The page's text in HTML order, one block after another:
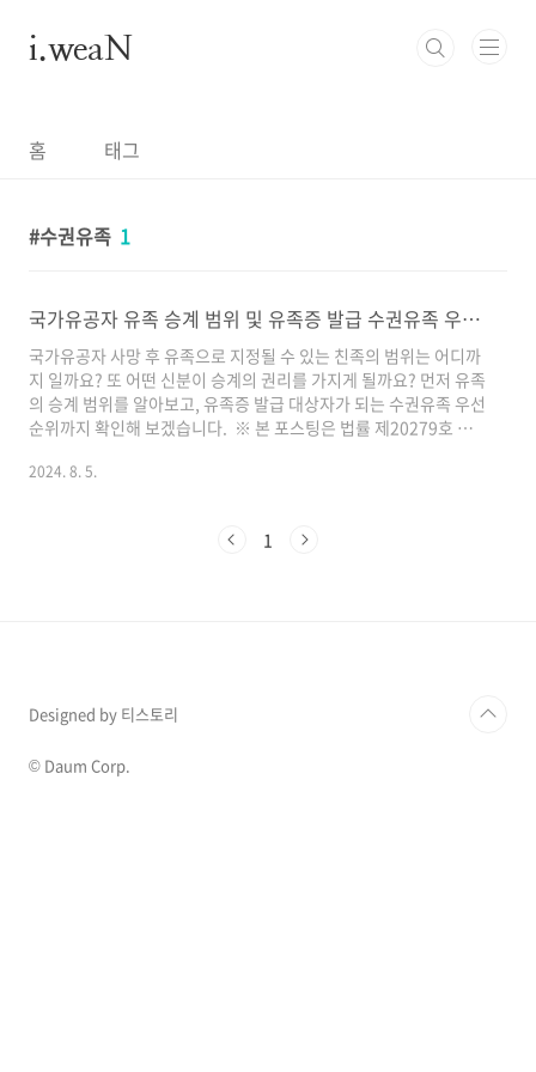
i.weaN
홈 태그
수권유족 1
국가유공자 유족 승계 범위 및 유족증 발급 수권유족 우선순위
국가유공자 사망 후 유족으로 지정될 수 있는 친족의 범위는 어디까
지 일까요? 또 어떤 신분이 승계의 권리를 가지게 될까요? 먼저 유족
의 승계 범위를 알아보고, 유족증 발급 대상자가 되는 수권유족 우선
순위까지 확인해 보겠습니다. ※ 본 포스팅은 법률 제20279호 국가
리고 법률 제19228호 보훈보상대상자 지원에 관한 법률 제3조 (이
유공자 사후 권리를 승계받을 수 있는 유족에는 부모, 조부모, 배우
2024. 8. 5.
1
Designed by 티스토리
© Daum Corp.